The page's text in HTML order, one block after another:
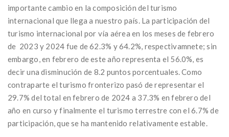
importante cambio en la composición del turismo
internacional que llega a nuestro país. La participación del
turismo internacional por vía aérea en los meses de febrero
de 2023 y 2024 fue de 62.3% y 64.2%, respectivamnete; sin
embargo, en febrero de este año representa el 56.0%, es
decir una disminución de 8.2 puntos porcentuales. Como
contraparte el turismo fronterizo pasó de representar el
29.7% del total en febrero de 2024 a 37.3% en febrero del
año en curso y finalmente el turismo terrestre con el 6.7% de
participación, que se ha mantenido relativamente estable.